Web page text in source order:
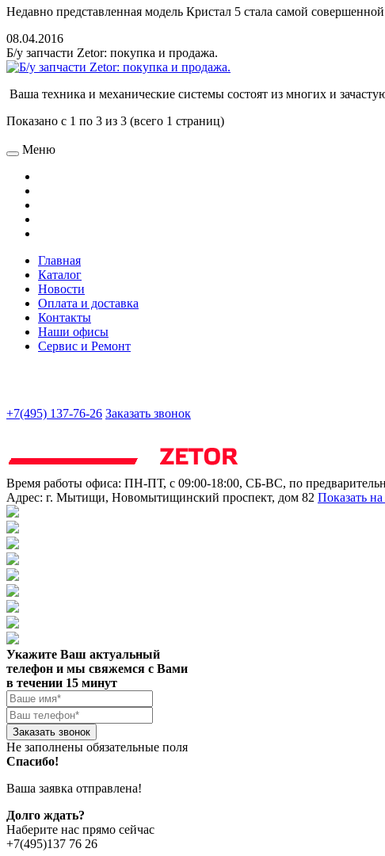
Недавно представленная модель Кристал 5 стала самой
08.04.2016
Б/у запчасти Zetor: покупка и продажа.
Ваша техника и механические системы состоят из многих и
Показано с 1 по 3 из 3 (всего 1 страниц)
Меню
Главная
Каталог
Новости
Оплата и доставка
Контакты
Наши офисы
Сервис и Ремонт
+7(495) 137-76-26 Заказать звонок
Время работы офиса: ПН-ПТ, с 09:00-18:00, СБ-ВС, по
Адрес: г. Мытищи, Новомытищинский проспект, дом 82 Показать на
Укажите Ваш актуальный
телефон и мы свяжемся с Вами
в течении 15 минут
Заказать звонок
Не заполнены обязательные поля
Спасибо!
Ваша заявка отправлена!
Долго ждать?
Наберите нас прямо сейчас
+7(495)137 76 26